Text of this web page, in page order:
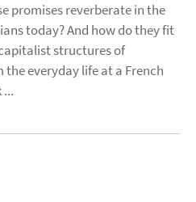
promises reverberate in the
today? And how do they fit
structures of
everyday life at a French